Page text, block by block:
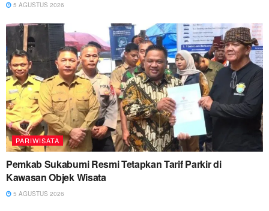
5 AGUSTUS 2026
PARIWISATA
Pemkab Sukabumi Resmi Tetapkan Tarif Parkir di
Kawasan Objek Wisata
5 AGUSTUS 2026